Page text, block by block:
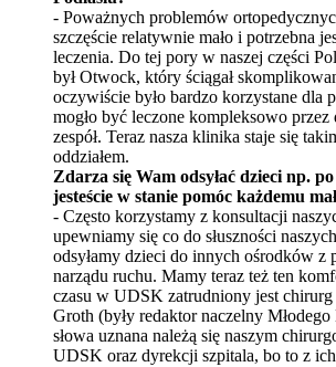
- Poważnych problemów
szczęście relatywnie mało i potrzebna
leczenia. Do tej pory w naszej części
byłOtwock, który ściągał
oczywiście było bardzo korzystane dla
mogło być leczone kompleksowo
zespół. Teraz nasza klinika staje się
oddziałem.
Zdarza się Wam odsyłać dzieci np.
jesteście w stanie pomóc każdemu
- Często korzystamy z konsultacji
upewniamy się co do słuszności
odsyłamy dzieci do innych ośrodków z
narządu ruchu. Mamy teraz też ten
czasu w UDSK zatrudniony jest
Groth (były redaktor naczelny
słowa uznana należą się naszym
UDSK oraz dyrekcji szpitala, bo to z